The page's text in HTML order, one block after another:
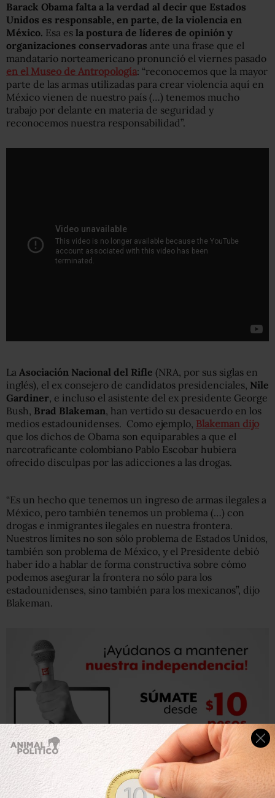
Barack Obama falta a la verdad al decir que Estados
Unidos es responsable, en parte, de la violencia en
México. Esa es la postura de líderes de opinión y
organizaciones conservadoras ante una frase que el
mandatario norteamericano pronunció el viernes pasado
en el Museo de Antropología: “reconocemos que la mayor
parte de las armas utilizadas para crear violencia aquí en
México vienen de nuestro país (…) tenemos mucho
trabajo por delante en materia de seguridad y
reconocemos nuestra responsabilidad”.
La Asociación Nacional del Rifle (NRA, por sus siglas en
inglés), el ex consejero de candidatos presidenciales, Nile
Gardiner, e incluso el asistente del ex presidente George
Bush, Brad Blakeman, han vertido su desacuerdo en los
medios estadounidenses. Como ejemplo, Blakeman dijo
que los dichos de Obama son equiparables a que el
narcotraficante colombiano Pablo Escobar hubiera
ofrecido disculpas por las adicciones a las drogas.
“Es un hecho que tenemos un ingreso de armas ilegales a
México, pero también tenemos un problema (…) con
drogas e inmigrantes ilegales en nuestra frontera.
Nuestros límites no son sólo problema de Estados Unidos,
también son problema de México, y el Presidente debió
haber ido a hablar de forma constructiva sobre cómo
podemos asegurar la frontera no sólo para los
estadounidenses, sino también para los mexicanos”, dijo
Blakeman.